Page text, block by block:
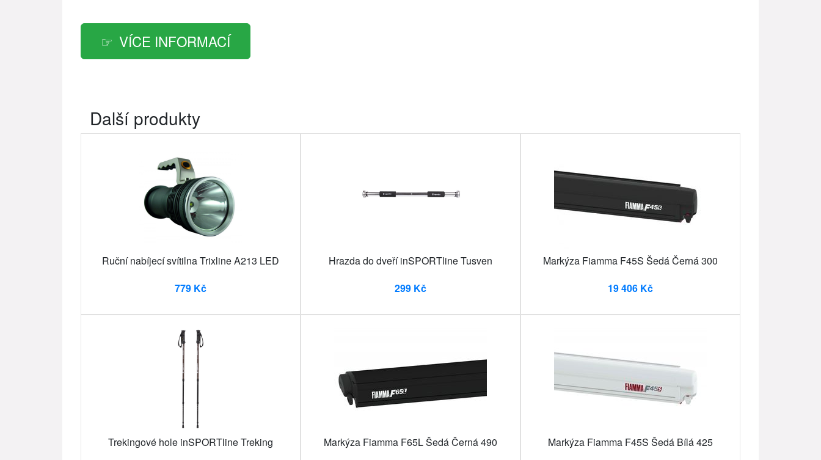
VÍCE INFORMACÍ
Další produkty
Ruční nabíjecí svítilna Trixline A213 LED
779 Kč
Hrazda do dveří inSPORTline Tusven
299 Kč
Markýza Fiamma F45S Šedá Černá 300
19 406 Kč
Trekingové hole inSPORTline Treking
Markýza Fiamma F65L Šedá Černá 490
Markýza Fiamma F45S Šedá Bílá 425